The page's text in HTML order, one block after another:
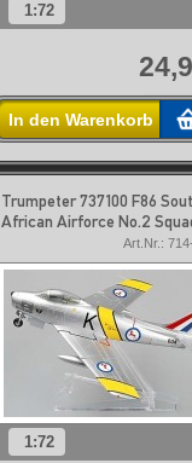
1:72
In den Warenkorb
Trumpeter 737100 F86
African Airforce No.2
Art.Nr.:
1:72